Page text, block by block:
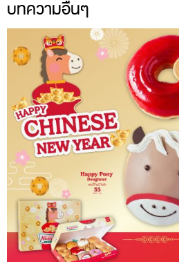
บทความอื่นๆ